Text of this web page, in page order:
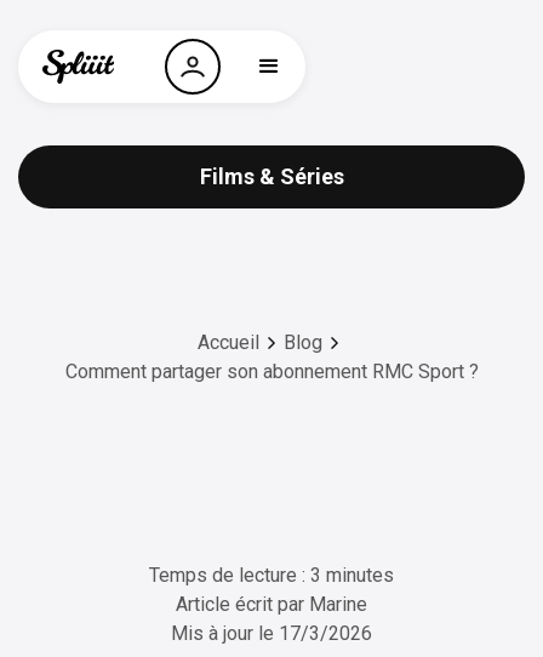
Films & Séries
Accueil
Blog
Comment partager son abonnement RMC Sport ?
Temps de lecture : 3 minutes
Article écrit par Marine
Mis à jour le 17/3/2026